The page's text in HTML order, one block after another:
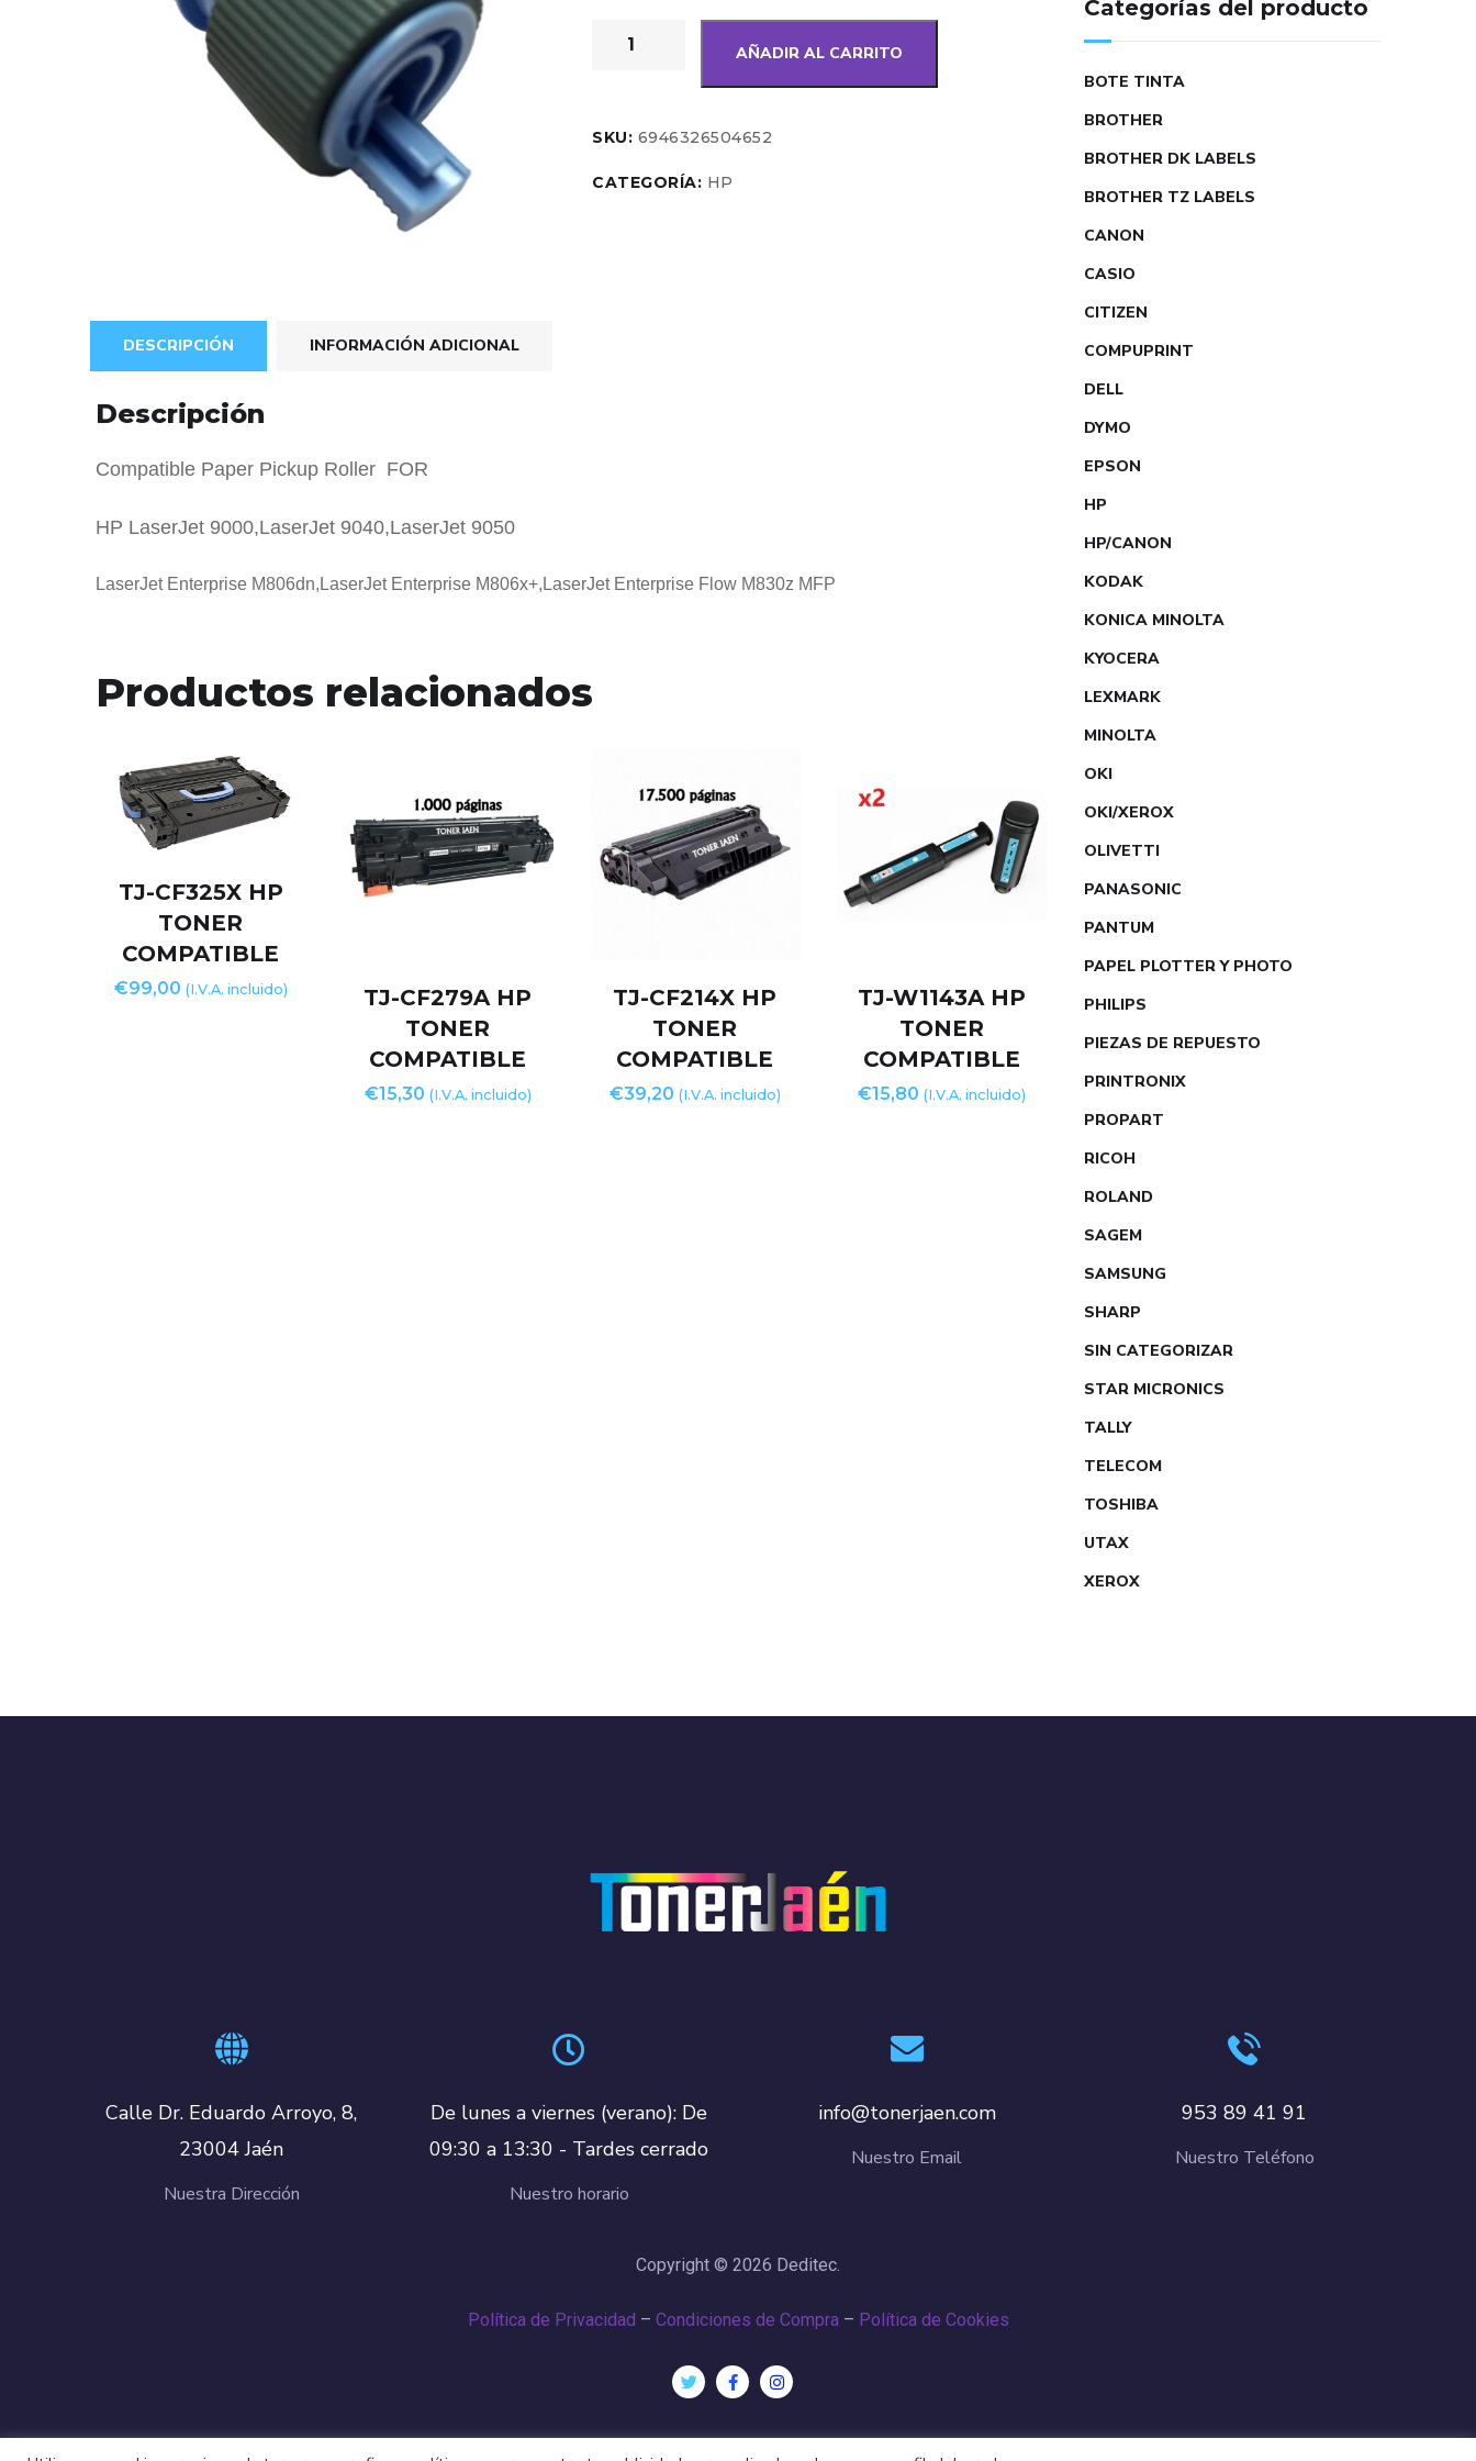
AÑADIR AL CARRITO
SKU: 6946326504652
CATEGORÍA: HP
DESCRIPCIÓN INFORMACIÓN ADICIONAL
Descripción
Compatible Paper Pickup Roller FOR
HP LaserJet 9000,LaserJet 9040,LaserJet 9050
LaserJet Enterprise M806dn,LaserJet Enterprise M806x+,LaserJet Enterprise Flow M830z MFP
Productos relacionados
TJ-CF325X HP
TONER
COMPATIBLE
€99,00 (I.V.A. incluido)
TJ-CF279A HP
TONER
COMPATIBLE
€15,30 (I.V.A. incluido)
TJ-CF214X HP
TONER
COMPATIBLE
€39,20 (I.V.A. incluido)
TJ-W1143A HP
TONER
COMPATIBLE
€15,80 (I.V.A. incluido)
Categorías del producto
BOTE TINTA
BROTHER
BROTHER DK LABELS
BROTHER TZ LABELS
CANON
CASIO
CITIZEN
COMPUPRINT
DELL
DYMO
EPSON
HP
HP/CANON
KODAK
KONICA MINOLTA
KYOCERA
LEXMARK
MINOLTA
OKI
OKI/XEROX
OLIVETTI
PANASONIC
PANTUM
PAPEL PLOTTER Y PHOTO
PHILIPS
PIEZAS DE REPUESTO
PRINTRONIX
PROPART
RICOH
ROLAND
SAGEM
SAMSUNG
SHARP
SIN CATEGORIZAR
STAR MICRONICS
TALLY
TELECOM
TOSHIBA
UTAX
XEROX
Calle Dr. Eduardo Arroyo, 8,
23004 Jaén
Nuestra Dirección
De lunes a viernes (verano): De
09:30 a 13:30 - Tardes cerrado
Nuestro horario
info@tonerjaen.com
Nuestro Email
953 89 41 91
Nuestro Teléfono
Copyright © 2026 Deditec.
Política de Privacidad – Condiciones de Compra– Política de Cookies